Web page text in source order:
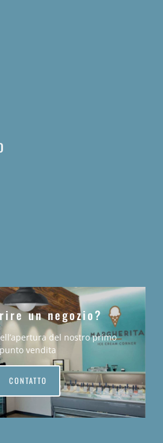
un negozio?
del nostro primo
punto vendita
CONTATTO